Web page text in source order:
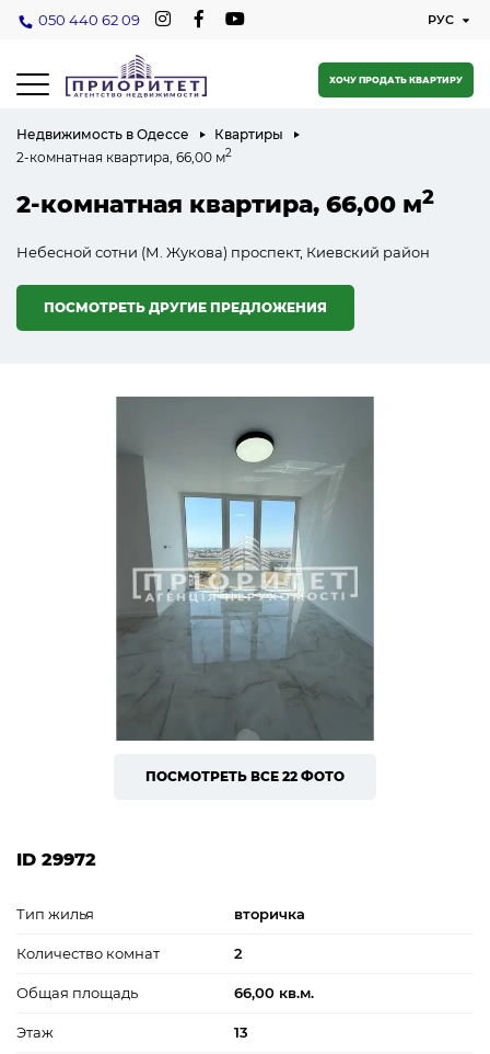
050 440 62 09
ХОЧУ ПРОДАТЬ КВАРТИРУ
Недвижимость в Одессе
Квартиры
2-комнатная квартира, 66,00 м2
2-комнатная квартира, 66,00 м2
Небесной сотни (М. Жукова) проспект, Киевский район
ПОСМОТРЕТЬ ДРУГИЕ ПРЕДЛОЖЕНИЯ
ПОСМОТРЕТЬ ВСЕ 22 ФОТО
ID 29972
Тип жилья вторичка
Количество комнат 2
Общая площадь 66,00 кв.м.
Этаж 13